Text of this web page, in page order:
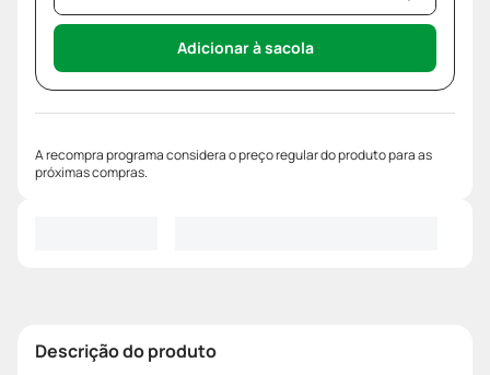
Adicionar à sacola
A recompra programa considera o preço regular do produto para as
próximas compras.
Descrição do produto